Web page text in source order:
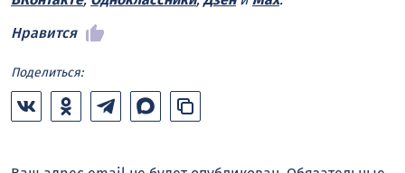
Нравится
Поделиться: